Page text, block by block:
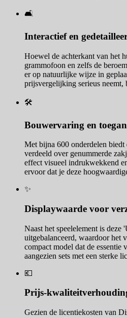
🛋️
Interactief en
Hoewel de achterkant van het
grammofoon en zelfs de
er op natuurlijke wijze in
prijsvergelijking serieus neemt,
🛠️
Bouwervaring en
Met bijna 600 onderdelen
verdeeld over genummerde
effect visueel indrukwekkend
ervoor dat je deze
✨
Displaywaarde voor
Naast het speelelement is
uitgebalanceerd, waardoor het
compact model dat de
aangezien sets met een sterke
💶
Prijs-
Gezien de licentiekosten van